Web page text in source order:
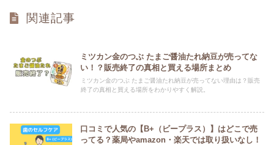
関連記事
ミツカン金のつぶ たまご醤油たれ納豆が売ってな
い！？販売終了の真相と買える場所まとめ
ミツカン金のつぶ たまご醤油たれ納豆が売ってない理由は？販売
終了の真相と買える場所をわかりやすく解説。
口コミで人気の【B+（ビープラス）】はどこで売
ってる？薬局やamazon・楽天では取り扱いなし！